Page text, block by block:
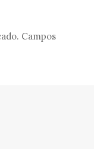
Campos